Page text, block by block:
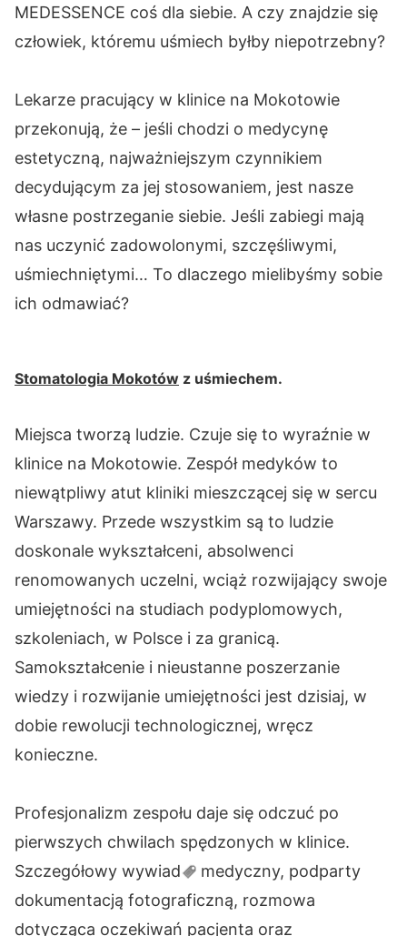
MEDESSENCE coś dla siebie. A czy znajdzie się
człowiek, któremu uśmiech byłby niepotrzebny?
Lekarze pracujący w klinice na Mokotowie
przekonują, że – jeśli chodzi o medycynę
estetyczną, najważniejszym czynnikiem
decydującym za jej stosowaniem, jest nasze
własne postrzeganie siebie. Jeśli zabiegi mają
nas uczynić zadowolonymi, szczęśliwymi,
uśmiechniętymi… To dlaczego mielibyśmy sobie
ich odmawiać?
Stomatologia Mokotów z uśmiechem.
Miejsca tworzą ludzie. Czuje się to wyraźnie w
klinice na Mokotowie. Zespół medyków to
niewątpliwy atut kliniki mieszczącej się w sercu
Warszawy. Przede wszystkim są to ludzie
doskonale wykształceni, absolwenci
renomowanych uczelni, wciąż rozwijający swoje
umiejętności na studiach podyplomowych,
szkoleniach, w Polsce i za granicą.
Samokształcenie i nieustanne poszerzanie
wiedzy i rozwijanie umiejętności jest dzisiaj, w
dobie rewolucji technologicznej, wręcz
konieczne.
Profesjonalizm zespołu daje się odczuć po
pierwszych chwilach spędzonych w klinice.
Szczegółowy wywiad
medyczny, podparty
dokumentacją fotograficzną, rozmowa
dotycząca oczekiwań pacjenta oraz